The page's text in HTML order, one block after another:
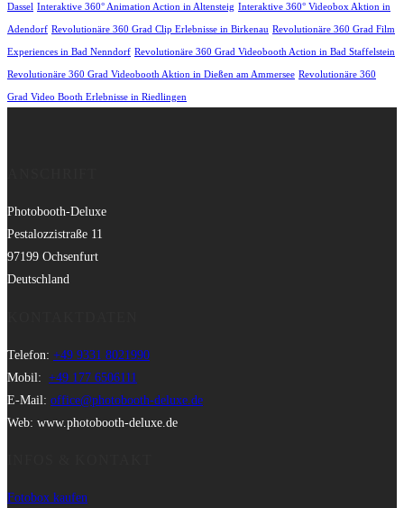
Dassel Interaktive 360° Animation Action in Altensteig Interaktive 360° Videobox Aktion in
Adendorf Revolutionäre 360 Grad Clip Erlebnisse in Birkenau Revolutionäre 360 Grad Film
Experiences in Bad Nenndorf Revolutionäre 360 Grad Videobooth Action in Bad Staffelstein
Revolutionäre 360 Grad Videobooth Aktion in Dießen am Ammersee Revolutionäre 360
Grad Video Booth Erlebnisse in Riedlingen
Photobooth-Deluxe
Pestalozzistraße 11
97199 Ochsenfurt
Deutschland
Telefon: +49 9331 8021990
Mobil: +49 177 6506111
E-Mail: office@photobooth-deluxe.de
Web: www.photobooth-deluxe.de
Fotobox kaufen